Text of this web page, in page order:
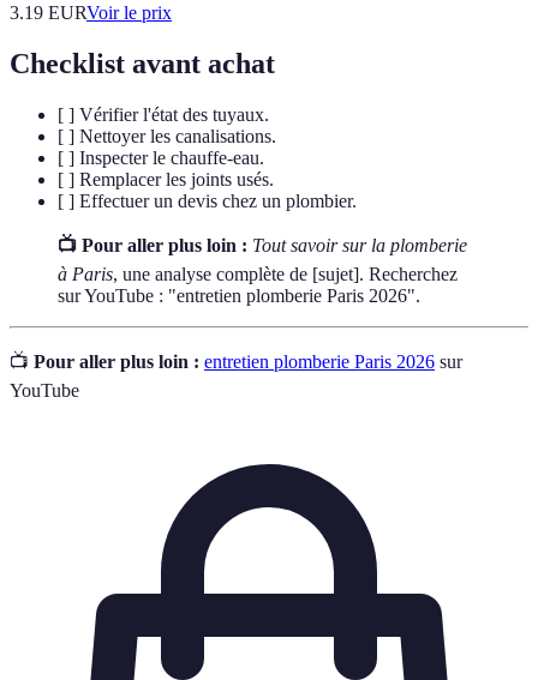
3.19 EURVoir le prix
Checklist avant achat
[ ] Vérifier l'état des tuyaux.
[ ] Nettoyer les canalisations.
[ ] Inspecter le chauffe-eau.
[ ] Remplacer les joints usés.
[ ] Effectuer un devis chez un plombier.
📺 Pour aller plus loin : Tout savoir sur la plomberie
à Paris, une analyse complète de [sujet]. Recherchez
sur YouTube : "entretien plomberie Paris 2026".
📺 Pour aller plus loin : entretien plomberie Paris 2026 sur
YouTube